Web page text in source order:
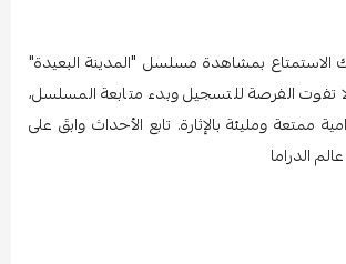
الاستمتاع بمشاهدة مسلسل "المدينة البعيدة"
تفوت الفرصة للتسجيل وبدء متابعة المسلسل،
ممتعة ومليئة بالإثارة. تابع الأحداث وابقَ على
الدراما